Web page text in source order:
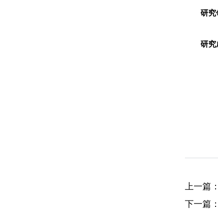
研究
研究
上一篇
下一篇